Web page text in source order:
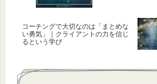
コーチングで大切なのは「まとめな
い勇気」｜クライアントの力を信じ
るという学び